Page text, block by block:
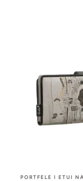
PORTFELE I ETUI